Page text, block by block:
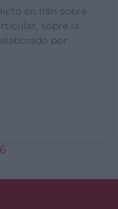
en Irán sobre
sobre la
por
6